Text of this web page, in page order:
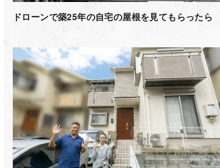
ドローンで築25年の自宅の屋根を見てもらったら